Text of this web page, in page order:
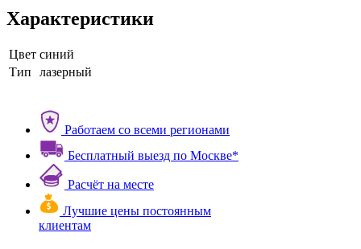
Характеристики
Цвет синий
Тип
лазерный
Работаем со всеми регионами
Бесплатный выезд по Москве*
Расчёт на месте
Лучшие цены постоянным
клиентам